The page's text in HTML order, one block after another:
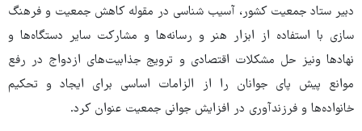
دبیر ستاد جمعیت کشور، آسیب شناسی در مقوله کاهش جمعیت و فرهنگ
سازی با استفاده از ابزار هنر و رسانه‌ها و مشارکت سایر دستگاه‌ها و
نهادها ونیز حل مشکلات اقتصادی و ترویج جذابیت‌های ازدواج در رفع
موانع پیش پای جوانان را از الزامات اساسی برای ایجاد و تحکیم
خانواده‌ها و فرزندآوری در افزایش جوانی جمعیت عنوان کرد.